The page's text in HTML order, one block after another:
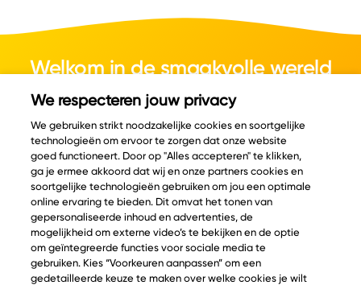
Welkom in de smaakvolle wereld
van kaas.
© Copyright 2026 Velder
Inspiratie
Kaascatalogus
Recepten
Informatie
Over ons
Ontdek
We respecteren jouw privacy
We gebruiken strikt noodzakelijke cookies en soortgelijke
technologieën om ervoor te zorgen dat onze website
goed functioneert. Door op "Alles accepteren" te klikken,
ga je ermee akkoord dat wij en onze partners cookies en
soortgelijke technologieën gebruiken om jou een optimale
online ervaring te bieden. Dit omvat het tonen van
gepersonaliseerde inhoud en advertenties, de
mogelijkheid om externe video’s te bekijken en de optie
om geïntegreerde functies voor sociale media te
gebruiken. Kies “Voorkeuren aanpassen” om een
gedetailleerde keuze te maken over welke cookies je wilt